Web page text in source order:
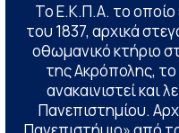
Το Ε.Κ.Π.Α. το οποίο
του 1837, αρχικά
οθωμανικό κτήριο
της Ακρόπολης, το
ανακαινιστεί και
Πανεπιστημίου.